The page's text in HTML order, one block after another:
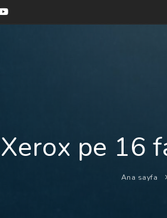
Xerox pe 16
Ana sayfa